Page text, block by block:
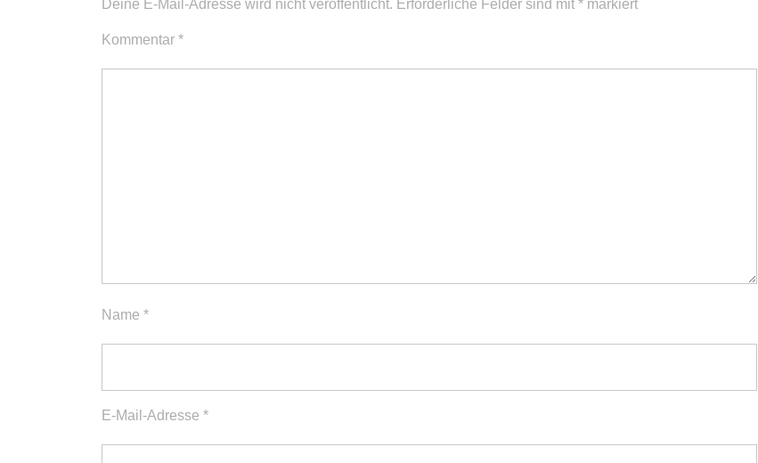
Deine E-Mail-Adresse wird nicht veröffentlicht. Erforderliche Felder sind mit * markiert
Kommentar *
Name *
E-Mail-Adresse *